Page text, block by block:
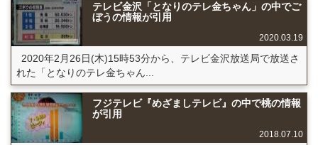
テレビ金沢「となりのテレ金ちゃん」の中でご
ぼうの情報が引用
2020.03.19
2020年2月26日(木)15時53分から、テレビ金沢放送局で放送さ
れた「となりのテレ金ちゃん...
フジテレビ『めざましテレビ』の中で桃の情報
が引用
2018.07.10